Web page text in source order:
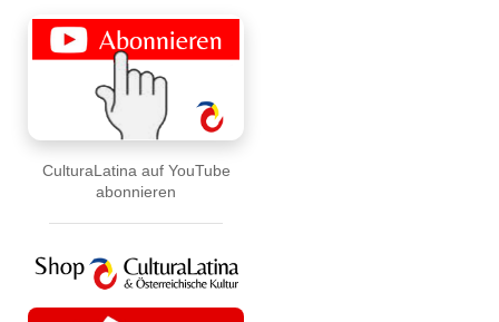
CulturaLatina auf YouTube
abonnieren